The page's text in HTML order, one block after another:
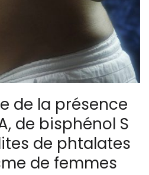
de la présence
de bisphénol S
de phtalates
de femmes